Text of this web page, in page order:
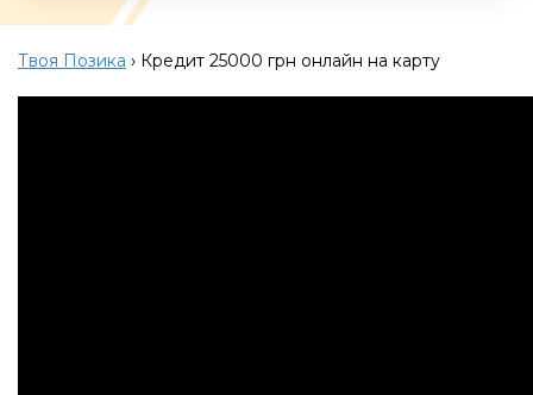
Твоя Позика › Кредит 25000 грн онлайн на карту